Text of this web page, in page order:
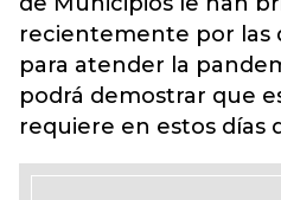
recientemente por las
para atender la
podrá demostrar que
requiere en estos días